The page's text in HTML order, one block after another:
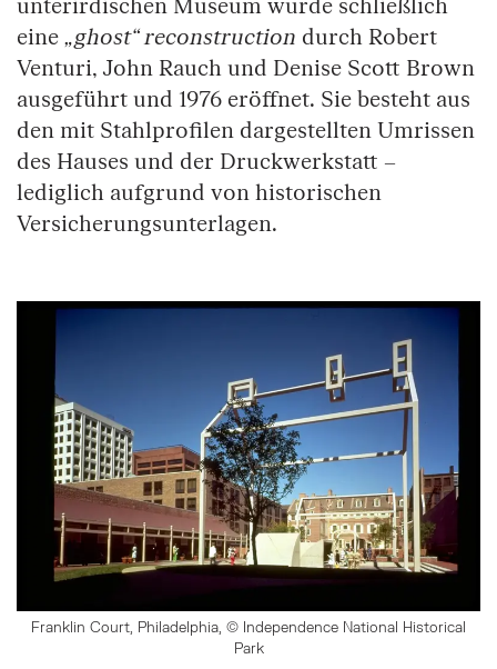
unterirdischen Museum wurde schließlich
eine „ghost“ reconstruction durch Robert
Venturi, John Rauch und Denise Scott Brown
ausgeführt und 1976 eröffnet. Sie besteht aus
den mit Stahlprofilen dargestellten Umrissen
des Hauses und der Druckwerkstatt –
lediglich aufgrund von historischen
Versicherungsunterlagen.
Franklin Court, Philadelphia, © Independence National Historical
Park